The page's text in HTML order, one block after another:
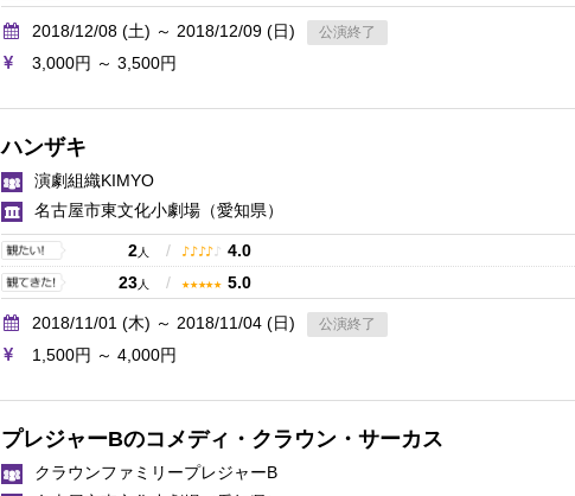
2018/12/08 (土) ～ 2018/12/09 (日) 公演終了
3,000円 ～ 3,500円
ハンザキ
演劇組織KIMYO
名古屋市東文化小劇場 （愛知県）
2人 / ♪ ♪ ♪ ♪ ♪
4.0
23人 / ★ ★ ★ ★ ★ 5.0
2018/11/01 (木) ～ 2018/11/04 (日) 公演終了
1,500円 ～ 4,000円
プレジャーBのコメディ・クラウン・サーカス
クラウンファミリープレジャーB